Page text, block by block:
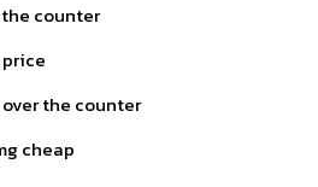
counter
the counter
cheap